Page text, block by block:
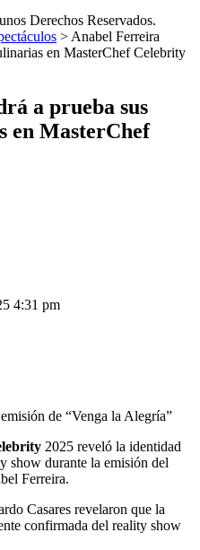
Derechos Reservados.
> Anabel Ferreira
en MasterChef Celebrity
a prueba sus
en MasterChef
4:31 pm
de “Venga la Alegría”
2025 reveló la identidad
show durante la emisión del
Ferreira.
Casares revelaron que la
confirmada del reality show